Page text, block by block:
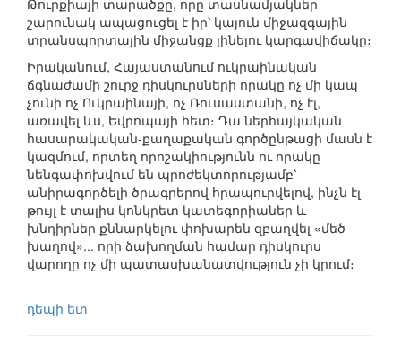
Թուրքիայի տարածքը, որը տասնամյակներ
շարունակ ապացուցել է իր՝ կայուն միջազգային
տրանսպորտային միջանցք լինելու կարգավիճակը։
Իրականում, Հայաստանում ուկրաինական
ճգնաժամի շուրջ դիսկուրսների որակը ոչ մի կապ
չունի ոչ Ուկրաինայի, ոչ Ռուսաստանի, ոչ էլ,
առավել ևս, Եվրոպայի հետ։ Դա ներհայկական
հասարակական-քաղաքական գործընթացի մասն է
կազմում, որտեղ որոշակիությունն ու որակը
նենգափոխվում են պրոժեկտորությամբ՝
անիրագործելի ծրագրերով հրապուրվելով, ինչն էլ
թույլ է տալիս կոնկրետ կատեգորիաներ և
խնդիրներ քննարկելու փոխարեն զբաղվել «մեծ
խաղով»... որի ձախողման համար դիսկուրս
վարողը ոչ մի պատասխանատվություն չի կրում։
դեպի ետ